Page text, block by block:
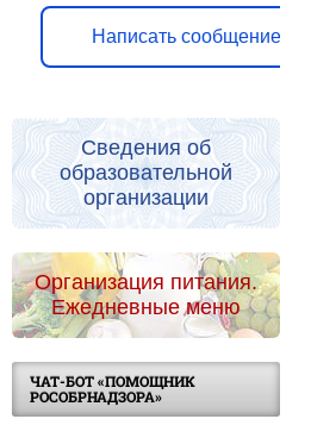
Написать сообщение
Сведения об
образовательной
организации
Организация питания.
Ежедневные меню
ЧАТ-БОТ «ПОМОЩНИК
РОСОБРНАДЗОРА»